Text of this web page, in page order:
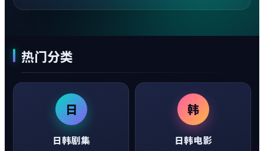
热门分类
日
日韩剧集
韩
日韩电影